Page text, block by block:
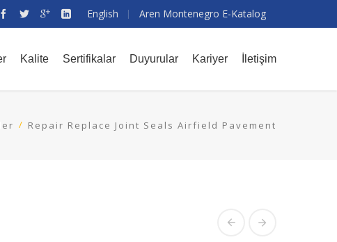
English Aren Montenegro E-Katalog
Kalite Sertifikalar Duyurular Kariyer İletişim
Repair Replace Joint Seals Airfield Pavement